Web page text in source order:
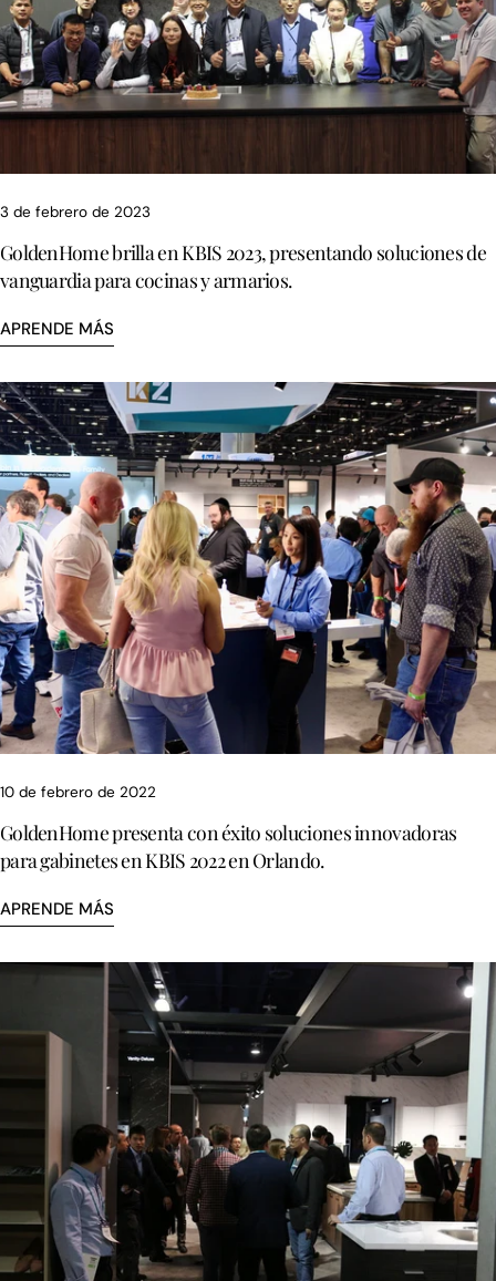
3 de febrero de 2023
GoldenHome brilla en KBIS 2023, presentando soluciones de
vanguardia para cocinas y armarios.
APRENDE MÁS
10 de febrero de 2022
GoldenHome presenta con éxito soluciones innovadoras
para gabinetes en KBIS 2022 en Orlando.
APRENDE MÁS